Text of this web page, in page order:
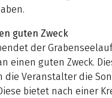
guten Zweck
der
einen guten Zweck.
die Veranstalter die
bietet nach einer